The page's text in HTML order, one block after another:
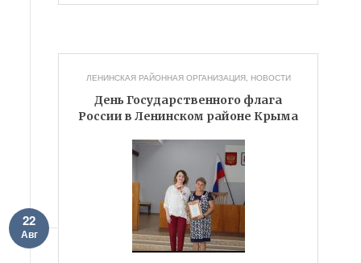
ЛЕНИНСКАЯ РАЙОННАЯ ОРГАНИЗАЦИЯ, НОВОСТИ
День Государственного флага
России в Ленинском районе Крыма
22
Авг